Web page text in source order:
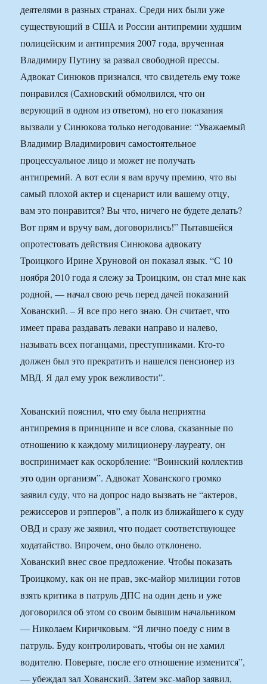
деятелями в разных странах. Среди них были уже
существующий в США и России антипремии худшим
полицейским и антипремия 2007 года, врученная
Владимиру Путину за развал свободной прессы.
Адвокат Синюков признался, что свидетель ему тоже
понравился (Сахновский обмолвился, что он
верующий в одном из ответом), но его показания
вызвали у Синюкова только негодование: “Уважаемый
Владимир Владимирович самостоятельное
процессуальное лицо и может не получать
антипремий. А вот если я вам вручу премию, что вы
самый плохой актер и сценарист или вашему отцу,
вам это понравится? Вы что, ничего не будете делать?
Вот прям и вручу вам, договорились!” Пытавшейся
опротестовать действия Синюкова адвокату
Троицкого Ирине Хруновой он показал язык. “С 10
ноября 2010 года я слежу за Троицким, он стал мне как
родной, — начал свою речь перед дачей показаний
Хованский. – Я все про него знаю. Он считает, что
имеет права раздавать леваки направо и налево,
называть всех поганцами, преступниками. Кто-то
должен был это прекратить и нашелся пенсионер из
МВД. Я дал ему урок вежливости”.
Хованский пояснил, что ему была неприятна
антипремия в принцнипе и все слова, сказанные по
отношению к каждому милиционеру-лауреату, он
воспринимает как оскорбление: “Воинский коллектив
это один организм”. Адвокат Хованского громко
заявил суду, что на допрос надо вызвать не “актеров,
режиссеров и рэпперов”, а полк из ближайшего к суду
ОВД и сразу же заявил, что подает соответствующее
ходатайство. Впрочем, оно было отклонено.
Хованский внес свое предложение. Чтобы показать
Троицкому, как он не прав, экс-майор милиции готов
взять критика в патруль ДПС на один день и уже
договорился об этом со своим бывшим начальником
— Николаем Киричковым. “Я лично поеду с ним в
патруль. Буду контролировать, чтобы он не хамил
водителю. Поверьте, после его отношение изменится”,
— убеждал зал Хованский. Затем экс-майор заявил,